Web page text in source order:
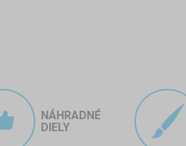
NÁHRADNÉ
DIELY